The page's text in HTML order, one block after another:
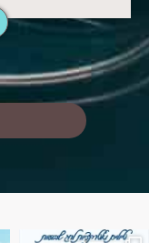
הם הגבול 💙🩵